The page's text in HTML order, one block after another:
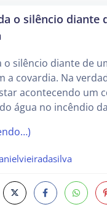
o silêncio diante
o silêncio diante de
a covardia. Na
acontecendo um
água no incêndio